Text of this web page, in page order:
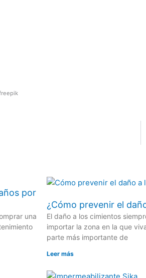
por
una
¿Cómo prevenir el
El daño a los cimientos
importar la zona en la que
parte más importante de
Leer más